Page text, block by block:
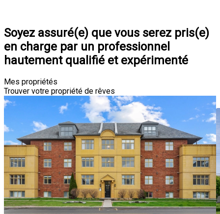
Soyez assuré(e) que vous serez pris(e)
en charge par un professionnel
hautement qualifié et expérimenté
Mes propriétés
Trouver votre propriété de rêves